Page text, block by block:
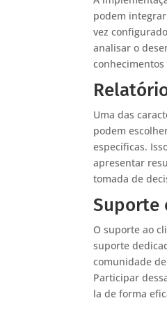
podem
vez
analisar o
conhecimentos
Uma das
podem
específicas.
apresentar
tomada de
Suporte
O suporte ao
suporte
comunidade
Participar
la de forma